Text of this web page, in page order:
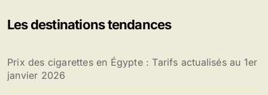
Les destinations tendances
Prix des cigarettes en Égypte : Tarifs actualisés au 1er
janvier 2026